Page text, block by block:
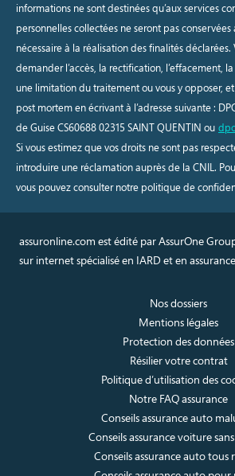
informations ne sont destinées qu’aux services
personnelles collectées ne seront pas
nécessaire à la réalisation des finalités déclarées.
demander l’accès, la rectification, l’effacement,
une limitation du traitement ou vous y opposer,
post mortem en écrivant à l’adresse suivante :
de Guise CS60688 02315 SAINT QUENTIN ou
Si vous estimez que vos droits ne sont pas
introduire une réclamation auprès de la CNIL.
vous pouvez consulter notre politique de
assuronline.com est édité par AssurOne
sur internet spécialisé en IARD et en
Nos dossiers
Mentions légales
Protection des données
Résilier votre contrat
Politique d’utilisation des
Notre FAQ assurance
Conseils assurance auto
Conseils assurance voiture
Conseils assurance auto tous